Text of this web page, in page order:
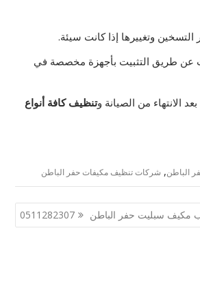
وتغييرها إذا كانت سيئة.
عن طريق التثبيت بأجهزة مخصصة في
الانتهاء من الصيانة وتنظيف كافة أنواع
الباطن, شركات تنظيف مكيفات حفر الباطن
سبليت حفر الباطن 0511282307